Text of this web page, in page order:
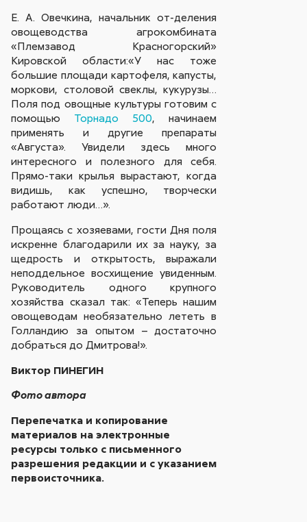
Е. А. Овечкина, начальник от-деления
овощеводства агрокомбината
«Племзавод Красногорский»
Кировской области:«У нас тоже
большие площади картофеля, капусты,
моркови, столовой свеклы, кукурузы…
Поля под овощные культуры готовим с
помощью Торнадо 500, начинаем
применять и другие препараты
«Августа». Увидели здесь много
интересного и полезного для себя.
Прямо-таки крылья вырастают, когда
видишь, как успешно, творчески
работают люди…».
Прощаясь с хозяевами, гости Дня поля
искренне благодарили их за науку, за
щедрость и открытость, выражали
неподдельное восхищение увиденным.
Руководитель одного крупного
хозяйства сказал так: «Теперь нашим
овощеводам необязательно лететь в
Голландию за опытом – достаточно
добраться до Дмитрова!».
Виктор ПИНЕГИН
Фото автора
Перепечатка и копирование
материалов на электронные
ресурсы только с письменного
разрешения редакции и с указанием
первоисточника.